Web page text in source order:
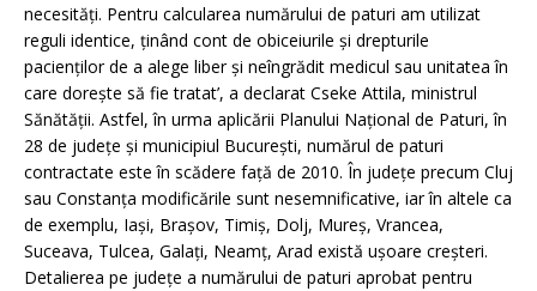
necesităţi. Pentru calcularea numărului de paturi am utilizat
reguli identice, ţinând cont de obiceiurile şi drepturile
pacienţilor de a alege liber şi neîngrădit medicul sau unitatea în
care doreşte să fie tratat’, a declarat Cseke Attila, ministrul
Sănătăţii. Astfel, în urma aplicării Planului Naţional de Paturi, în
28 de judeţe şi municipiul Bucureşti, numărul de paturi
contractate este în scădere faţă de 2010. În judeţe precum Cluj
sau Constanţa modificările sunt nesemnificative, iar în altele ca
de exemplu, Iaşi, Braşov, Timiş, Dolj, Mureş, Vrancea,
Suceava, Tulcea, Galaţi, Neamţ, Arad există uşoare creşteri.
Detalierea pe judeţe a numărului de paturi aprobat pentru